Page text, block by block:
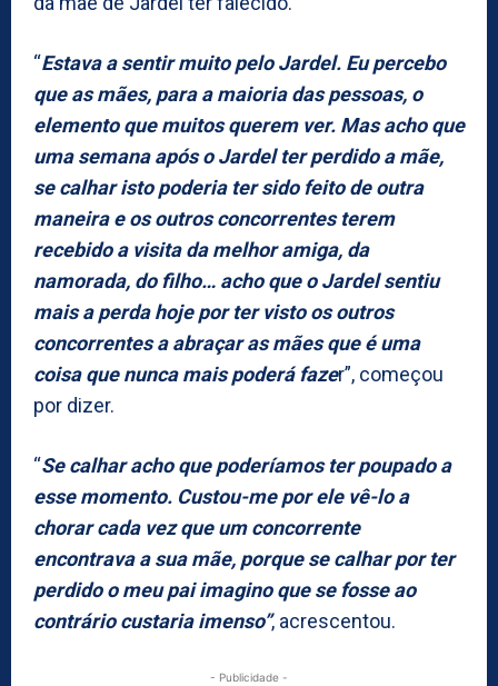
“Estava a sentir muito pelo Jardel. Eu percebo
que as mães, para a maioria das pessoas, o
elemento que muitos querem ver. Mas acho que
uma semana após o Jardel ter perdido a mãe,
se calhar isto poderia ter sido feito de outra
maneira e os outros concorrentes terem
recebido a visita da melhor amiga, da
namorada, do filho… acho que o Jardel sentiu
mais a perda hoje por ter visto os outros
concorrentes a abraçar as mães que é uma
coisa que nunca mais poderá fazer”, começou
por dizer.
“Se calhar acho que poderíamos ter poupado a
esse momento. Custou-me por ele vê-lo a
chorar cada vez que um concorrente
encontrava a sua mãe, porque se calhar por ter
perdido o meu pai imagino que se fosse ao
contrário custaria imenso”, acrescentou.
- Publicidade -